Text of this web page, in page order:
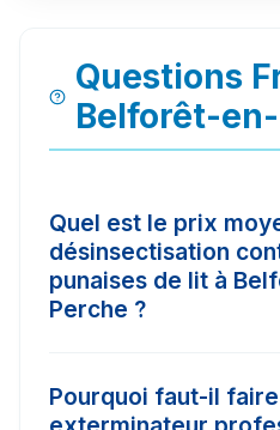
Questions
Belforêt-
Quel est le prix
désinsectisation
punaises de lit à
Perche ?
varie selon l'ampleur de
Pourquoi faut-il